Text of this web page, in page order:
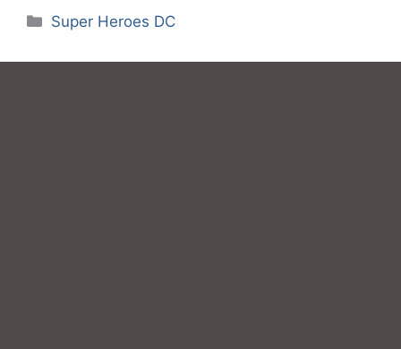
Categorías
Super Heroes DC